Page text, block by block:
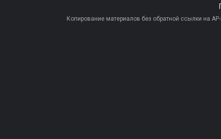
Копирование материалов без обратной ссылки на